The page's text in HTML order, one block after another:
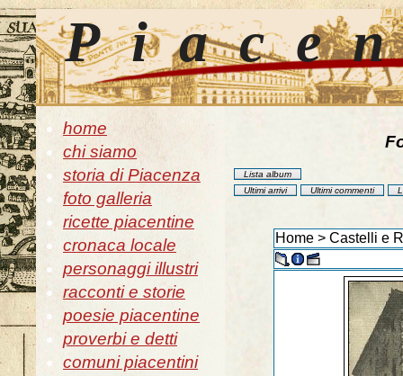
home
chi siamo
storia di Piacenza
foto galleria
ricette piacentine
cronaca locale
personaggi illustri
racconti e storie
poesie piacentine
proverbi e detti
comuni piacentini
Lista album
Ultimi arrivi
Ultimi commenti
Home> Castelli e